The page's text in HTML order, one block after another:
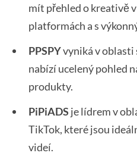
mít přehled o kreativě
platformách a s
PPSPYvyniká v oblasti
nabízí ucelený pohled
produkty.
PiPiADS je lídrem v
TikTok, které jsou
videí.